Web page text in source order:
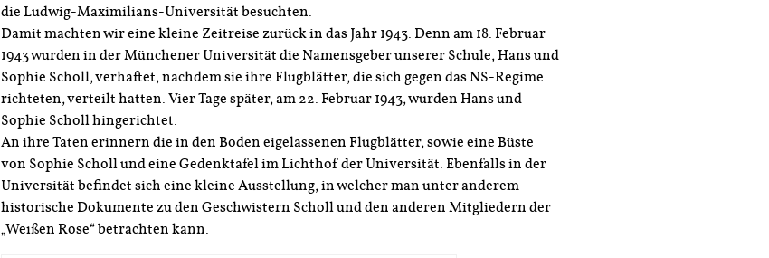
die Ludwig-Maximilians-Universität besuchten.
Damit machten wir eine kleine Zeitreise zurück in das Jahr 1943. Denn am 18. Februar
1943 wurden in der Münchener Universität die Namensgeber unserer Schule, Hans und
Sophie Scholl, verhaftet, nachdem sie ihre Flugblätter, die sich gegen das NS-Regime
richteten, verteilt hatten. Vier Tage später, am 22. Februar 1943, wurden Hans und
Sophie Scholl hingerichtet.
An ihre Taten erinnern die in den Boden eigelassenen Flugblätter, sowie eine Büste
von Sophie Scholl und eine Gedenktafel im Lichthof der Universität. Ebenfalls in der
Universität befindet sich eine kleine Ausstellung, in welcher man unter anderem
historische Dokumente zu den Geschwistern Scholl und den anderen Mitgliedern der
„Weißen Rose“ betrachten kann.